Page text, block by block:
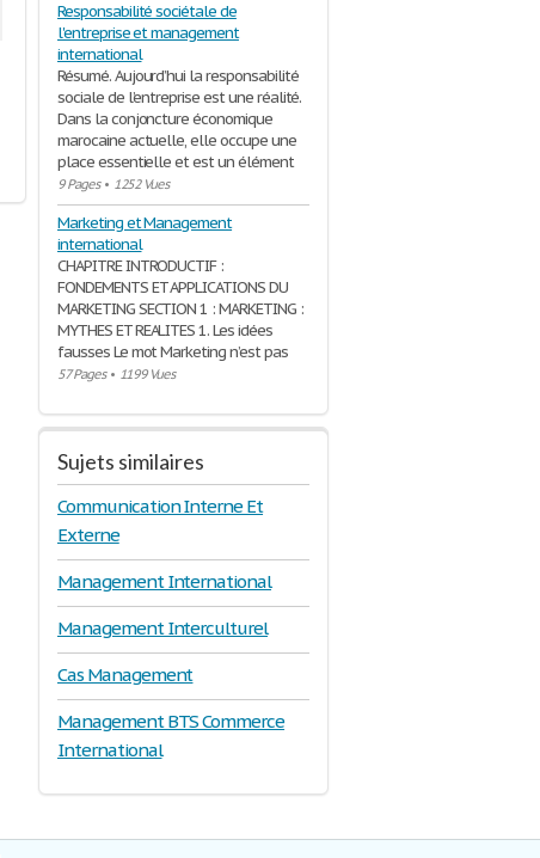
Responsabilité sociétale de
l'entreprise et management
international
Résumé. Aujourd’hui la responsabilité
sociale de l’entreprise est une réalité.
Dans la conjoncture économique
marocaine actuelle, elle occupe une
place essentielle et est un élément
9 Pages• 1252 Vues
Marketing et Management
international
CHAPITRE INTRODUCTIF :
FONDEMENTS ET APPLICATIONS DU
MARKETING SECTION 1 : MARKETING :
MYTHES ET REALITES 1. Les idées
fausses Le mot Marketing n’est pas
57 Pages• 1199 Vues
Sujets similaires
Communication Interne Et
Externe
Management International
Management Interculturel
Cas Management
Management BTS Commerce
International